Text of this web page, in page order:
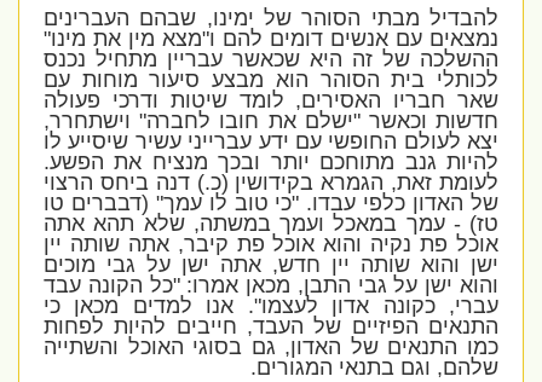
להבדיל מבתי הסוהר של ימינו, שבהם העברינים
נמצאים עם אנשים דומים להם ו"מצא מין את מינו"
ההשלכה של זה היא שכאשר עבריין מתחיל נכנס
לכותלי בית הסוהר הוא מבצע סיעור מוחות עם
שאר חבריו האסירים, לומד שיטות ודרכי פעולה
חדשות וכאשר "ישלם את חובו לחברה" וישתחרר,
יצא לעולם החופשי עם ידע עברייני עשיר שיסייע לו
להיות גנב מתוחכם יותר ובכך מנציח את הפשע.
לעומת זאת, הגמרא בקידושין (כ.) דנה ביחס הרצוי
של האדון כלפי עבדו. "כי טוב לו עמך" (דבברים טו
טז) - עמך במאכל ועמך במשתה, שלא תהא אתה
אוכל פת נקיה והוא אוכל פת קיבר, אתה שותה יין
ישן והוא שותה יין חדש, אתה ישן על גבי מוכים
והוא ישן על גבי התבן, מכאן אמרו: "כל הקונה עבד
עברי, כקונה אדון לעצמו". אנו למדים מכאן כי
התנאים הפיזיים של העבד, חייבים להיות לפחות
כמו התנאים של האדון, גם בסוגי האוכל והשתייה
שלהם, וגם בתנאי המגורים.